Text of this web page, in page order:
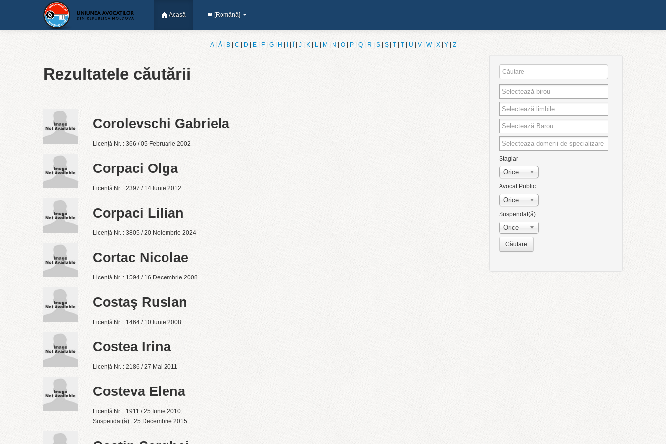
Acasă [Română]
A| Ǎ| B| C D E| F| G| H J| K| L| M N O| P| Q| R S| Ş| T| Ţ| U V| W| X| Y| Z
Rezultatele căutării
Corolevschi Gabriela
Licență Nr. : 366 / 05 Februarie 2002
Corpaci Olga
Licență Nr. : 2397 / 14 Iunie 2012
Corpaci Lilian
Licență Nr. : 3805 / 20 Noiembrie 2024
Cortac Nicolae
Licență Nr. : 1594 / 16 Decembrie 2008
Costaş Ruslan
Licență Nr. : 1464 / 10 Iunie 2008
Costea Irina
Licență Nr. : 2186 / 27 Mai 2011
Costeva Elena
Licență Nr. : 1911 / 25 Iunie 2010
Suspendat(ă) : 25 Decembrie 2015
Stagiar
Orice
Avocat Public
Orice
Suspendat(ă)
Orice